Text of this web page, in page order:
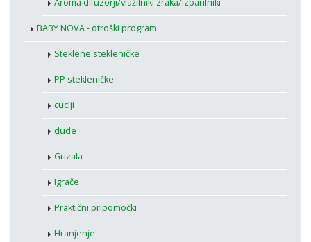
Aroma difuzorji/vlažilniki zraka/izparilniki
BABY NOVA - otroški program
Steklene stekleničke
PP stekleničke
cuclji
dude
Grizala
Igrače
Praktični pripomočki
Hranjenje